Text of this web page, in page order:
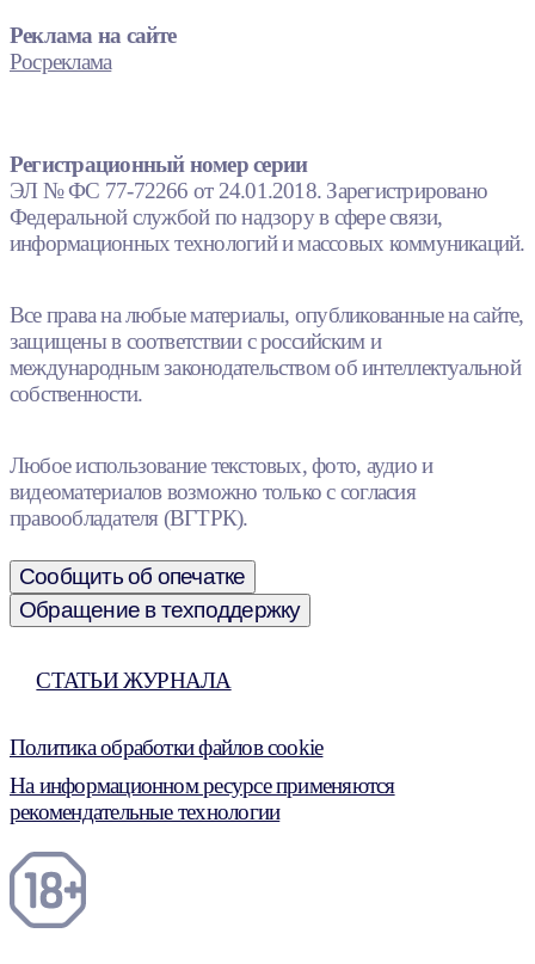
Реклама на сайте
Росреклама
Регистрационный номер серии
ЭЛ № ФС 77-72266 от 24.01.2018. Зарегистрировано
Федеральной службой по надзору в сфере связи,
информационных технологий и массовых коммуникаций.
Все права на любые материалы, опубликованные на сайте,
защищены в соответствии с российским и
международным законодательством об интеллектуальной
собственности.
Любое использование текстовых, фото, аудио и
видеоматериалов возможно только с согласия
правообладателя (ВГТРК).
Сообщить об опечатке
Обращение в техподдержку
СТАТЬИ ЖУРНАЛА
Политика обработки файлов cookie
На информационном ресурсе применяются
рекомендательные технологии